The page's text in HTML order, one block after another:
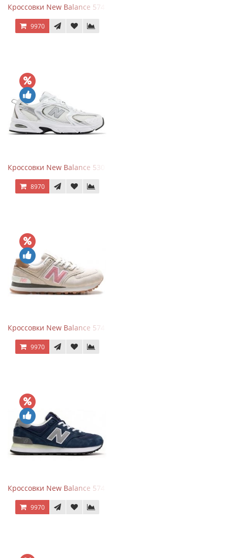
Кроссовки New Balance 574 Navy Blue Grey
9970
Кроссовки New Balance 530 White Silver Metallic
8970
Кроссовки New Balance 574 Power Beige Pink
9970
Кроссовки New Balance 574 Classic Blue Grey
9970